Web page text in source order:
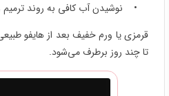
• نوشیدن آب کافی به روند ترمیم
قرمزی یا ورم خفیف بعد از هایفو
تا چند روز برطرف می‌شود.